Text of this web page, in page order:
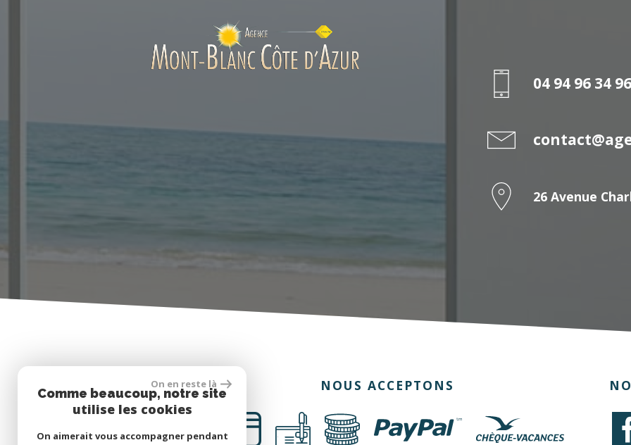
04 94 96 34 96
26 Avenue
SE CONNECTER NOUS ACCEPTONS
On en reste là
Comme beaucoup, notre site
utilise les cookies
On aimerait vous accompagner pendant